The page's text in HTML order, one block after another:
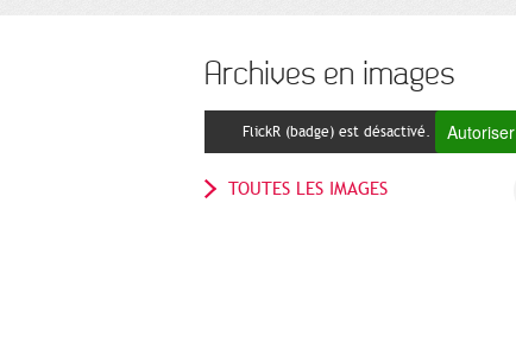
Archives en images
FlickR (badge) est désactivé. Autoriser
TOUTES LES IMAGES